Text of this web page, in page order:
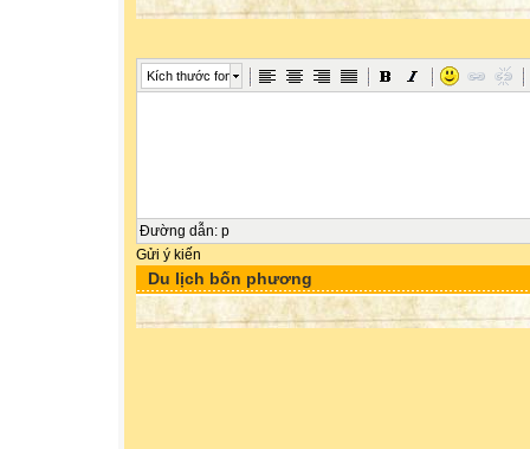
Kích thước font
Đường dẫn: p
Gửi ý kiến
Du lịch bốn phương